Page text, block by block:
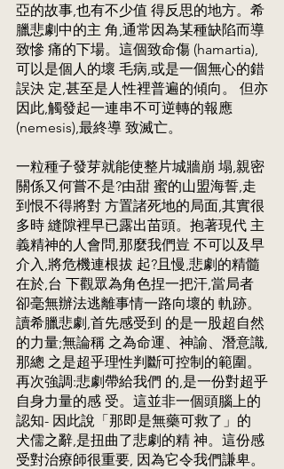
亞的故事,也有不少值 得反思的地方。希
臘悲劇中的主 角,通常因為某種缺陷而導
致慘 痛的下場。這個致命傷 (hamartia),
可以是個人的壞 毛病,或是一個無心的錯
誤決 定,甚至是人性裡普遍的傾向。 但亦
因此,觸發起一連串不可逆轉的報應
(nemesis),最終導 致滅亡。
一粒種子發芽就能使整片城牆崩 塌,親密
關係又何嘗不是?由甜 蜜的山盟海誓,走
到恨不得將對 方置諸死地的局面,其實很
多時 縫隙裡早已露出苗頭。抱著現代 主
義精神的人會問,那麼我們豈 不可以及早
介入,將危機連根拔 起?且慢,悲劇的精髓
在於,台 下觀眾為角色捏一把汗,當局者
卻毫無辦法逃離事情一路向壞的 軌跡。
讀希臘悲劇,首先感受到 的是一股超自然
的力量;無論稱 之為命運、神諭、潛意識,
那總 之是超乎理性判斷可控制的範圍。
再次強調:悲劇帶給我們 的,是一份對超乎
自身力量的感 受。這並非一個頭腦上的
認知- 因此說「那即是無藥可救了」的
犬儒之辭,是扭曲了悲劇的精 神。這份感
受對治療師很重要, 因為它令我們謙卑。